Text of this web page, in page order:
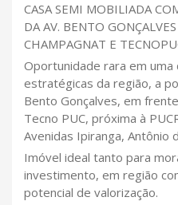
CASA SEMI MOBILIADA
DA AV. BENTO
CHAMPAGNAT E
Oportunidade rara em uma
estratégicas da região, a
Bento Gonçalves, em
Tecno PUC, próxima à
Avenidas Ipiranga, Antônio
Imóvel ideal tanto para
investimento, em região
potencial de valorização.